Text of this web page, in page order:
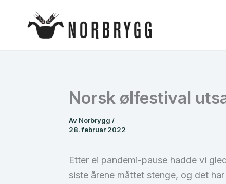
Norsk ølfestival
Av Norbrygg /
28. februar 2022
Etter ei pandemi-pause hadde vi
siste årene måttet stenge, og det